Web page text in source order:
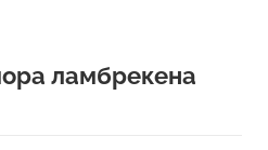
ламбрекена